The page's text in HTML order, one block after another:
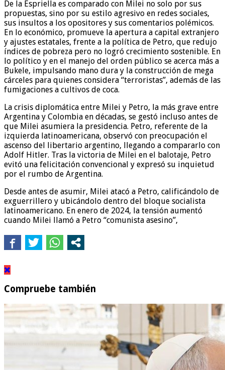
De la Espriella es comparado con Milei no solo por sus
propuestas, sino por su estilo agresivo en redes sociales,
sus insultos a los opositores y sus comentarios polémicos.
En lo económico, promueve la apertura a capital extranjero
y ajustes estatales, frente a la política de Petro, que redujo
índices de pobreza pero no logró crecimiento sostenible. En
lo político y en el manejo del orden público se acerca más a
Bukele, impulsando mano dura y la construcción de mega
cárceles para quienes considera “terroristas”, además de las
fumigaciones a cultivos de coca.
La crisis diplomática entre Milei y Petro, la más grave entre
Argentina y Colombia en décadas, se gestó incluso antes de
que Milei asumiera la presidencia. Petro, referente de la
izquierda latinoamericana, observó con preocupación el
ascenso del libertario argentino, llegando a compararlo con
Adolf Hitler. Tras la victoria de Milei en el balotaje, Petro
evitó una felicitación convencional y expresó su inquietud
por el rumbo de Argentina.
Desde antes de asumir, Milei atacó a Petro, calificándolo de
exguerrillero y ubicándolo dentro del bloque socialista
latinoamericano. En enero de 2024, la tensión aumentó
cuando Milei llamó a Petro “comunista asesino”,
Compruebe también